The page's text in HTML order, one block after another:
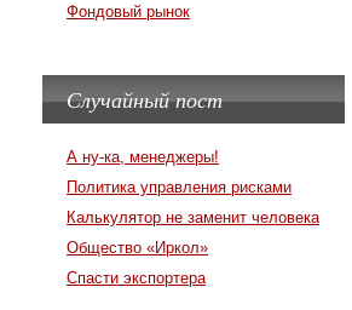
Фондовый рынок
Случайный пост
А ну-ка, менеджеры!
Политика управления рисками
Калькулятор не заменит человека
Общество «Иркол»
Спасти экспортера